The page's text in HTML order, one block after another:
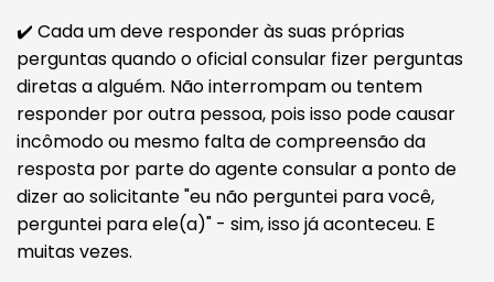
✔️ Cada um deve responder às suas próprias
perguntas quando o oficial consular fizer perguntas
diretas a alguém. Não interrompam ou tentem
responder por outra pessoa, pois isso pode causar
incômodo ou mesmo falta de compreensão da
resposta por parte do agente consular a ponto de
dizer ao solicitante "eu não perguntei para você,
perguntei para ele(a)" - sim, isso já aconteceu. E
muitas vezes.